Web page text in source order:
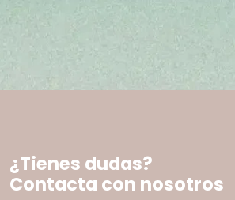
¿Tienes dudas?
Contacta con nosotros